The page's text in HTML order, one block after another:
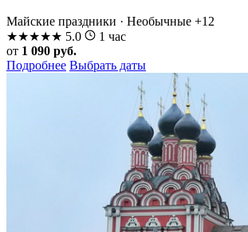
Майские праздники · Необычные +12
★★★★★ 5.0
1 час
от 1 090 руб.
Подробнее Выбрать даты